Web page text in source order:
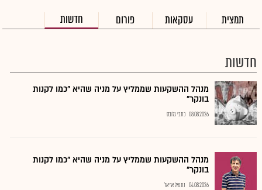
תמצית עסקאות פורום חדשות
חדשות
מנהל ההשקעות שממליץ על מניה שהיא "כמו לקנות
בונקר"
08.08.2026 כתבי גלובס
מנהל ההשקעות שממליץ על מניה שהיא "כמו לקנות
בונקר"
04.08.2026 נתנאל אריאל